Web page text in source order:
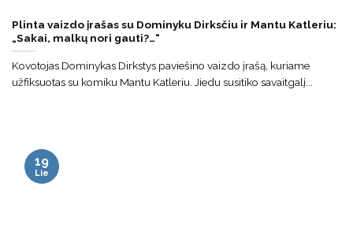
Plinta vaizdo įrašas su Dominyku Dirksčiu ir Mantu Katleriu:
„Sakai, malkų nori gauti?…“
Kovotojas Dominykas Dirkstys paviešino vaizdo įrašą, kuriame
užfiksuotas su komiku Mantu Katleriu. Jiedu susitiko savaitgalį...
19
Lie